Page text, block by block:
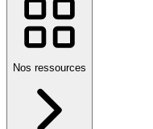
Nos ressources